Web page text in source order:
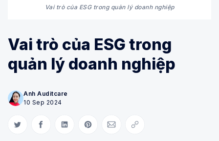
Vai trò của ESG trong quản lý doanh nghiệp
Vai trò của ESG trong
quản lý doanh nghiệp
Anh Auditcare
10 Sep 2024
Share on Twitter
Share on Facebook
Share on LinkedIn
Share on Pinterest
Share via Email
Copy link